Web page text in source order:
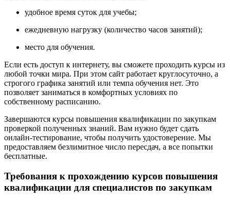
удобное время суток для учебы;
ежедневную нагрузку (количество часов занятий);
место для обучения.
Если есть доступ к интернету, вы сможете проходить курсы из
любой точки мира. При этом сайт работает круглосуточно, а
строгого графика занятий или темпа обучения нет. Это
позволяет заниматься в комфортных условиях по
собственному расписанию.
Завершаются курсы повышения квалификации по закупкам
проверкой полученных знаний. Вам нужно будет сдать
онлайн-тестирование, чтобы получить удостоверение. Мы
предоставляем безлимитное число пересдач, а все попытки
бесплатные.
Требования к прохождению курсов повышения
квалификации для специалистов по закупкам